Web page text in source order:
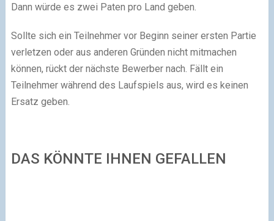
Dann würde es zwei Paten pro Land geben.
Sollte sich ein Teilnehmer vor Beginn seiner ersten Partie
verletzen oder aus anderen Gründen nicht mitmachen
können, rückt der nächste Bewerber nach. Fällt ein
Teilnehmer während des Laufspiels aus, wird es keinen
Ersatz geben.
DAS KÖNNTE IHNEN GEFALLEN